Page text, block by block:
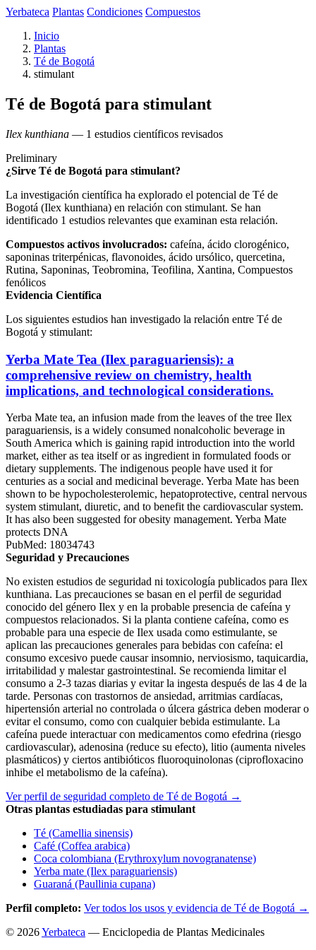
Yerbateca Plantas Condiciones Compuestos
Inicio
Plantas
Té de Bogotá
stimulant
Té de Bogotá para stimulant
Ilex kunthiana — 1 estudios científicos revisados
Preliminary
¿Sirve Té de Bogotá para stimulant?
La investigación científica ha explorado el potencial de Té de
Bogotá (Ilex kunthiana) en relación con stimulant. Se han
identificado 1 estudios relevantes que examinan esta relación.
Compuestos activos involucrados: cafeína, ácido clorogénico,
saponinas triterpénicas, flavonoides, ácido ursólico, quercetina,
Rutina, Saponinas, Teobromina, Teofilina, Xantina, Compuestos
fenólicos
Evidencia Científica
Los siguientes estudios han investigado la relación entre Té de
Bogotá y stimulant:
Yerba Mate Tea (Ilex paraguariensis): a
comprehensive review on chemistry, health
implications, and technological considerations.
Yerba Mate tea, an infusion made from the leaves of the tree Ilex
paraguariensis, is a widely consumed nonalcoholic beverage in
South America which is gaining rapid introduction into the world
market, either as tea itself or as ingredient in formulated foods or
dietary supplements. The indigenous people have used it for
centuries as a social and medicinal beverage. Yerba Mate has been
shown to be hypocholesterolemic, hepatoprotective, central nervous
system stimulant, diuretic, and to benefit the cardiovascular system.
It has also been suggested for obesity management. Yerba Mate
protects DNA
PubMed: 18034743
Seguridad y Precauciones
No existen estudios de seguridad ni toxicología publicados para Ilex
kunthiana. Las precauciones se basan en el perfil de seguridad
conocido del género Ilex y en la probable presencia de cafeína y
compuestos relacionados. Si la planta contiene cafeína, como es
probable para una especie de Ilex usada como estimulante, se
aplican las precauciones generales para bebidas con cafeína: el
consumo excesivo puede causar insomnio, nerviosismo, taquicardia,
irritabilidad y malestar gastrointestinal. Se recomienda limitar el
consumo a 2-3 tazas diarias y evitar la ingesta después de las 4 de la
tarde. Personas con trastornos de ansiedad, arritmias cardíacas,
hipertensión arterial no controlada o úlcera gástrica deben moderar o
evitar el consumo, como con cualquier bebida estimulante. La
cafeína puede interactuar con medicamentos como efedrina (riesgo
cardiovascular), adenosina (reduce su efecto), litio (aumenta niveles
plasmáticos) y ciertos antibióticos fluoroquinolonas (ciprofloxacino
inhibe el metabolismo de la cafeína).
Ver perfil de seguridad completo de Té de Bogotá →
Otras plantas estudiadas para stimulant
Té (Camellia sinensis)
Café (Coffea arabica)
Coca colombiana (Erythroxylum novogranatense)
Yerba mate (Ilex paraguariensis)
Guaraná (Paullinia cupana)
Perfil completo: Ver todos los usos y evidencia de Té de Bogotá →
© 2026Yerbateca — Enciclopedia de Plantas Medicinales